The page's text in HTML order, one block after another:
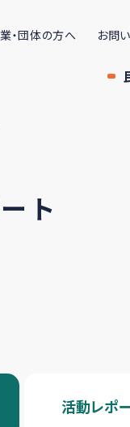
・団体の方へ お問
ト
活動レポ